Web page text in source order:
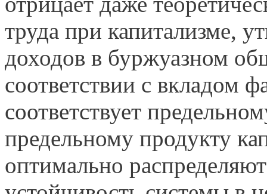
труда при капитализме,
доходов в буржуазном
соответствии с вкладом
соответствует
предельному продукту
оптимально